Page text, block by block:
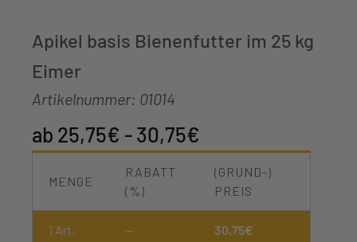
Apikel basis Bienenfutter im 25 kg
Eimer
Artikelnummer: 01014
25,75€ -30,75€
MENGE
RABATT
(%)
(GRUND-)
PREIS
1 Art. — 30,75€